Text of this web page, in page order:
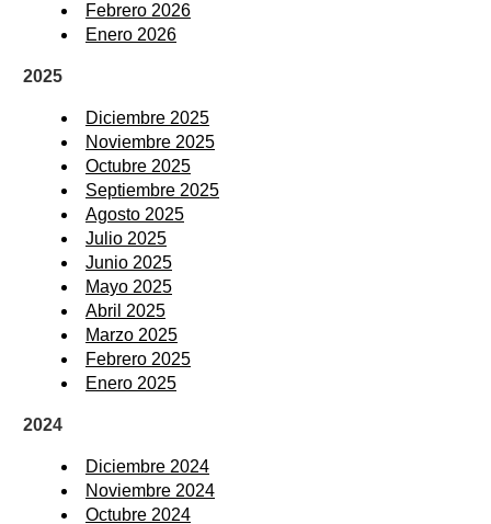
Febrero 2026
Enero 2026
2025
Diciembre 2025
Noviembre 2025
Octubre 2025
Septiembre 2025
Agosto 2025
Julio 2025
Junio 2025
Mayo 2025
Abril 2025
Marzo 2025
Febrero 2025
Enero 2025
2024
Diciembre 2024
Noviembre 2024
Octubre 2024